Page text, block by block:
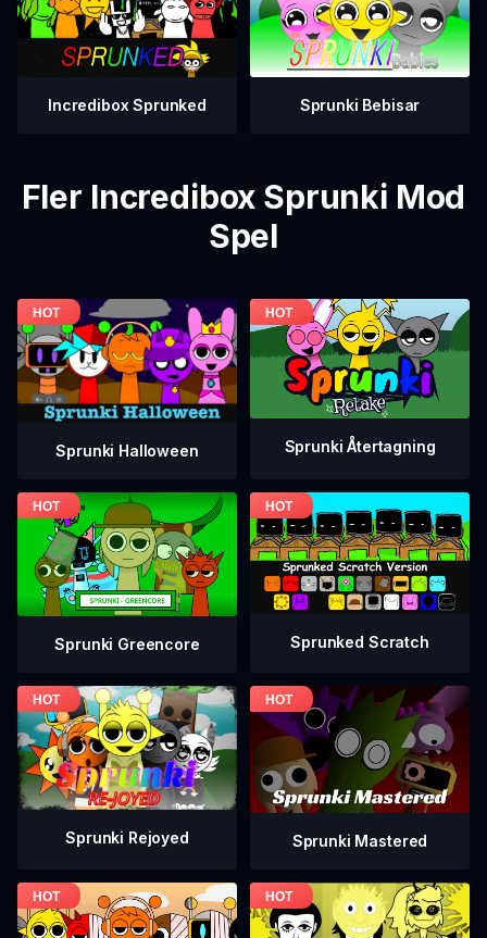
Incredibox Sprunked Sprunki Bebisar
Fler Incredibox Sprunki Mod
Spel
Sprunki Halloween Sprunki Återtagning
Sprunki Greencore Sprunked Scratch
Sprunki Rejoyed Sprunki Mastered